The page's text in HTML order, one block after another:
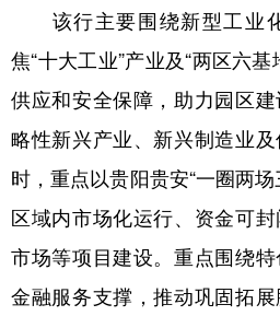
广东 广西
四川 贵州
陕西 甘肃
新疆 内蒙古
多语种频道
该行主要围绕新型工业
焦“十大工业”产业及“两区六
供应和安全保障，助力园区
略性新兴产业、新兴制造业
时，重点以贵阳贵安“一圈两
区域内市场化运行、资金可
市场等项目建设。重点围绕
金融服务支撑，推动巩固拓